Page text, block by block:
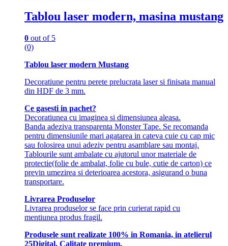
Tablou laser modern, masina mustang
0 out of 5
(0)
Tablou laser modern Mustang
Decoratiune pentru perete prelucrata laser si finisata manual
din HDF de 3 mm.
Ce gasesti in pachet?
Decoratiunea cu imaginea si dimensiunea aleasa.
Banda adeziva transparenta Monster Tape. Se recomanda
pentru dimensiunile mari agatarea in cateva cuie cu cap mic
sau folosirea unui adeziv pentru asamblare sau montaj.
Tablourile sunt ambalate cu ajutorul unor materiale de
protectie(folie de ambalat, folie cu bule, cutie de carton) ce
previn umezirea si deterioarea acestora, asigurand o buna
transportare.
Livrarea Produselor
Livrarea produselor se face prin curierat rapid cu
mentiunea produs fragil.
Produsele sunt realizate 100% in Romania, in atelierul
25Digital. Calitate premium.